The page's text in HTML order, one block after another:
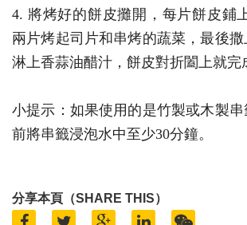
4. 將烤好的餅皮攤開，每片餅皮鋪
兩片烤起司片和串烤的蔬菜，最後
淋上香蒜油醋汁，餅皮對折闔上就完
小提示：如果使用的是竹製或木製
前將串籤浸泡水中至少30分鐘。
分享本頁（SHARE THIS）